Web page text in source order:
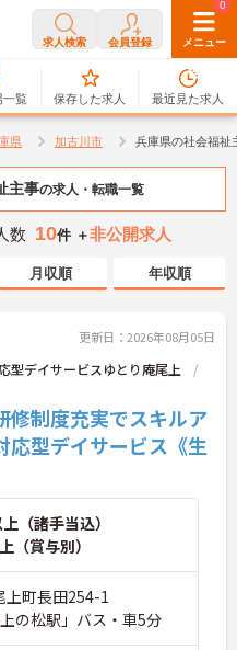
求人検索 会員登録 メニュー
一覧
0
保存した求人
0
最近見た求人
県 加古川市 兵庫県の社会福祉
主事の求人・転職一覧
数 10件 ＋非公開求人
月収順 年収順
更新日：2026年08月05日
型デイサービスゆとり庵尾上
修制度充実でスキルア
型デイサービス《生
（諸手当込）
（賞与別）
上町長田254-1
の松駅」バス・車5分